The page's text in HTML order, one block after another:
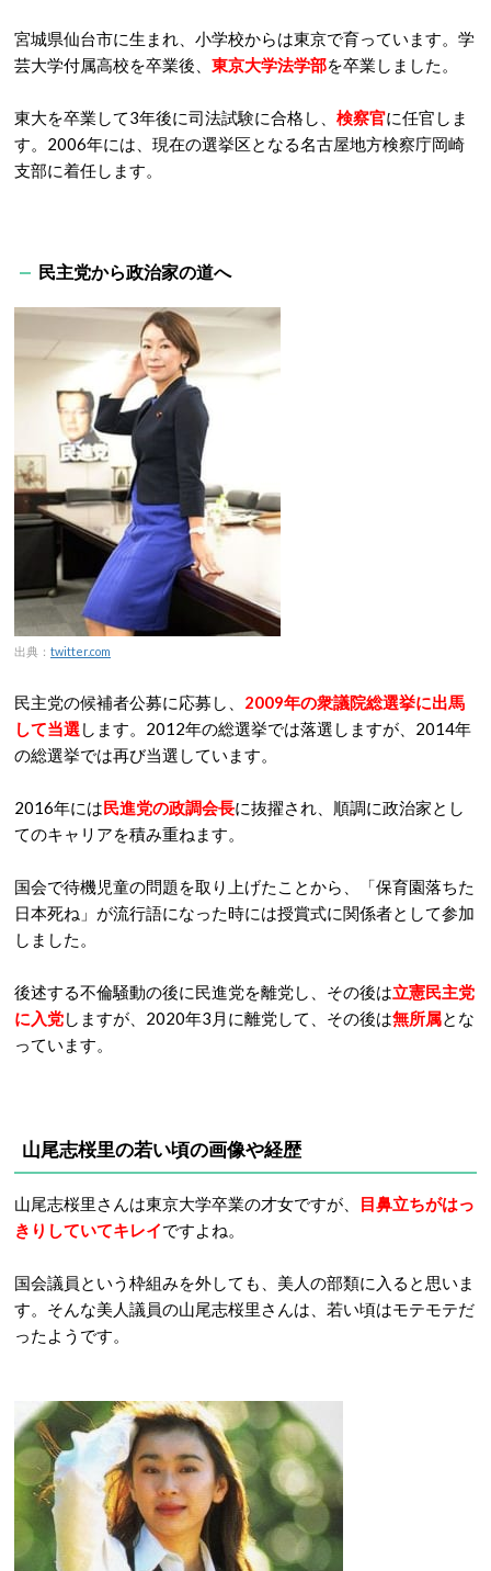
宮城県仙台市に生まれ、小学校からは東京で育っています。学
芸大学付属高校を卒業後、 東京大学法学部を卒業しました。
東大を卒業して3年後に司法試験に合格し、 検察官に任官しま
す。2006年には、現在の選挙区となる名古屋地方検察庁岡崎
支部に着任します。
民主党から政治家の道へ
出典： twitter.com
民主党の候補者公募に応募し、 2009年の衆議院総選挙に出馬
して当選 します。2012年の総選挙では落選しますが、2014年
の総選挙では再び当選しています。
2016年には民進党の政調会長に抜擢され、順調に政治家とし
てのキャリアを積み重ねます。
国会で待機児童の問題を取り上げたことから、「保育園落ちた
日本死ね」が流行語になった時には授賞式に関係者として参加
しました。
後述する不倫騒動の後に民進党を離党し、その後は立憲民主党
に入党しますが、2020年3月に離党して、その後は無所属とな
っています。
山尾志桜里の若い頃の画像や経歴
山尾志桜里さんは東京大学卒業の才女ですが、
目鼻立ちがはっ
きりしていてキレイですよね。
国会議員という枠組みを外しても、美人の部類に入ると思いま
す。そんな美人議員の山尾志桜里さんは、若い頃はモテモテだ
ったようです。